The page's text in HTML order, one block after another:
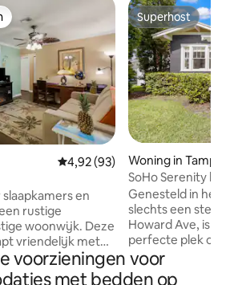
Gemiddelde beoordeling van
4,92 (93)
en
rustige
woonwijk. Deze
vriendelijk met
Versierd in
Ontspan op de
Superhost
Superhost
Woning in Tampa
SoHo Serenity by
en bubbelbad
Genesteld in het
slechts een
Howard Ave, is
perfecte plek om
wat South
ongelooflijke
voorzieningen voor
met bedden op